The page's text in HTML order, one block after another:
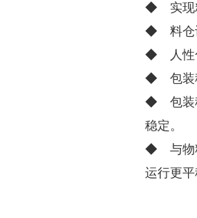
◆ 实现
◆ 料仓
◆ 人性
◆ 包装
◆ 包装
稳定。
◆ 与物
运行更